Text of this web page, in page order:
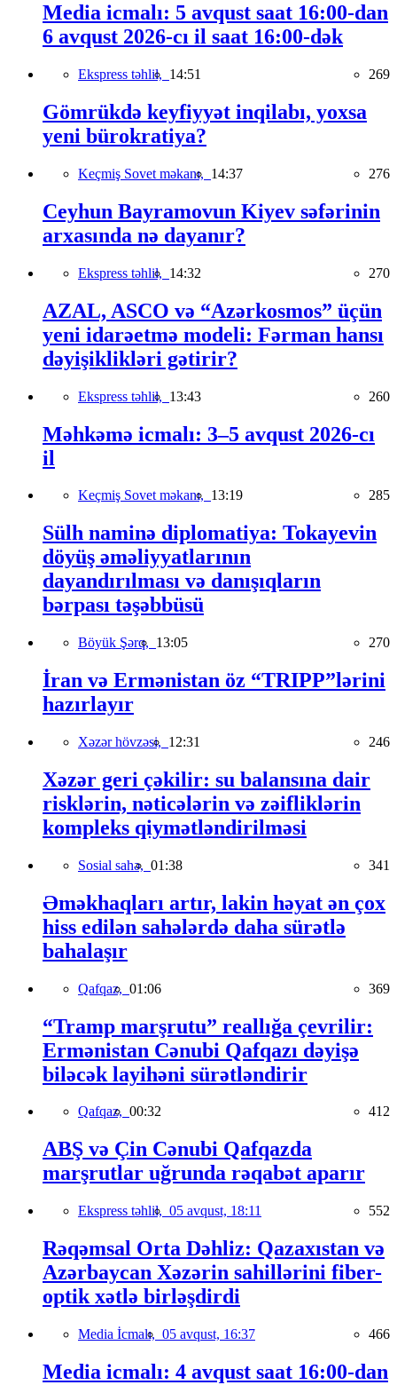
Media icmalı: 5 avqust saat 16:00-dan
6 avqust 2026-cı il saat 16:00-dək
Ekspress təhlil, 14:51 269
Gömrükdə keyfiyyət inqilabı, yoxsa
yeni bürokratiya?
Keçmiş Sovet məkanı, 14:37 276
Ceyhun Bayramovun Kiyev səfərinin
arxasında nə dayanır?
Ekspress təhlil, 14:32 270
AZAL, ASCO və “Azərkosmos” üçün
yeni idarəetmə modeli: Fərman hansı
dəyişiklikləri gətirir?
Ekspress təhlil, 13:43 260
Məhkəmə icmalı: 3–5 avqust 2026-cı
il
Keçmiş Sovet məkanı, 13:19 285
Sülh naminə diplomatiya: Tokayevin
döyüş əməliyyatlarının
dayandırılması və danışıqların
bərpası təşəbbüsü
Böyük Şərq, 13:05 270
İran və Ermənistan öz “TRIPP”lərini
hazırlayır
Xəzər hövzəsi, 12:31 246
Xəzər geri çəkilir: su balansına dair
risklərin, nəticələrin və zəifliklərin
kompleks qiymətləndirilməsi
Sosial sahə, 01:38 341
Əməkhaqları artır, lakin həyat ən çox
hiss edilən sahələrdə daha sürətlə
bahalaşır
Qafqaz, 01:06 369
“Tramp marşrutu” reallığa çevrilir:
Ermənistan Cənubi Qafqazı dəyişə
biləcək layihəni sürətləndirir
Qafqaz, 00:32 412
ABŞ və Çin Cənubi Qafqazda
marşrutlar uğrunda rəqabət aparır
Ekspress təhlil, 05 avqust, 18:11 552
Rəqəmsal Orta Dəhliz: Qazaxıstan və
Azərbaycan Xəzərin sahillərini fiber-
optik xətlə birləşdirdi
Media İcmalı, 05 avqust, 16:37 466
Media icmalı: 4 avqust saat 16:00-dan